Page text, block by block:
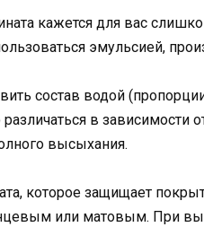
кажется для вас
эмульсией,
состав водой
в зависимости
высыхания.
которое защищает
или матовым. При